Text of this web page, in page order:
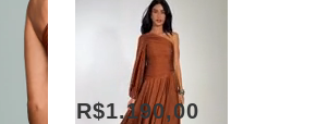
R$1.190,00